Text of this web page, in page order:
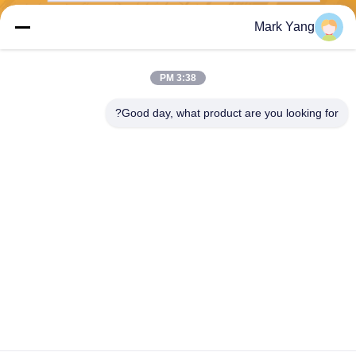
Mark Yang
3:38 PM
Good day, what product are you looking for?